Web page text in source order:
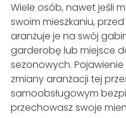
Wiele osób, nawet jeśli
swoim mieszkaniu,
aranżuje je na swój
garderobę lub miejsce
sezonowych.
zmiany aranżacji tej
samoobsługowym
przechowasz swoje